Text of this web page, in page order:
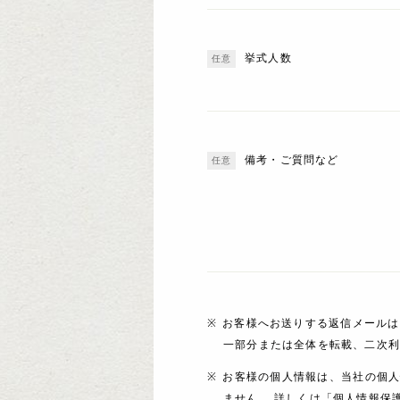
挙式人数
備考・ご質問など
お客様へお送りする返信メール
一部分または全体を転載、二次
お客様の個人情報は、当社の個